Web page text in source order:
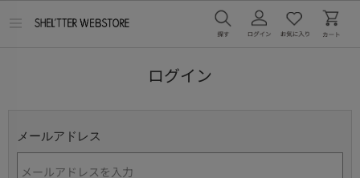
ログイン
メールアドレス